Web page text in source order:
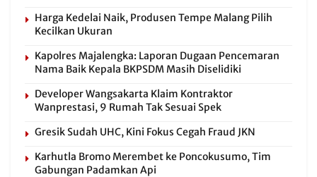
Harga Kedelai Naik, Produsen Tempe Malang Pilih
Kecilkan Ukuran
Kapolres Majalengka: Laporan Dugaan Pencemaran
Nama Baik Kepala BKPSDM Masih Diselidiki
Developer Wangsakarta Klaim Kontraktor
Wanprestasi, 9 Rumah Tak Sesuai Spek
Gresik Sudah UHC, Kini Fokus Cegah Fraud JKN
Karhutla Bromo Merembet ke Poncokusumo, Tim
Gabungan Padamkan Api